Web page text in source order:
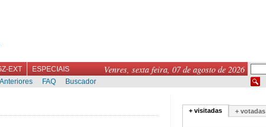
Venres, sexta feira, 07 de agosto de 2026
EXT
ESPECIAIS
Anteriores FAQ Buscador
+ visitadas + votadas